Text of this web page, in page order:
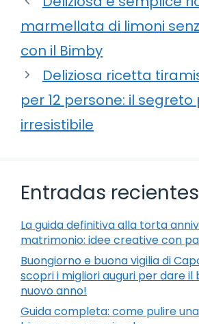
marmellata di limoni
con il Bimby
Deliziosa ricetta
per 12 persone: il
irresistibile
Entradas recientes
La guida definitiva alla torta
matrimonio: idee creative con
Buongiorno e buona vigilia di
scopri i migliori auguri per dare il
nuovo anno!
Guida completa: come pulire